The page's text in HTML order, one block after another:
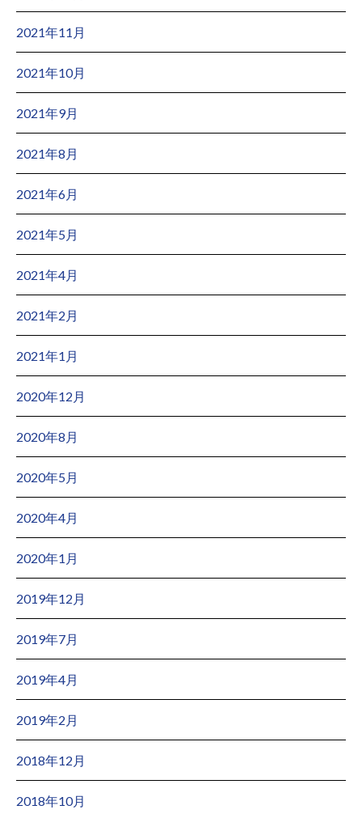
2021年11月
2021年10月
2021年9月
2021年8月
2021年6月
2021年5月
2021年4月
2021年2月
2021年1月
2020年12月
2020年8月
2020年5月
2020年4月
2020年1月
2019年12月
2019年7月
2019年4月
2019年2月
2018年12月
2018年10月